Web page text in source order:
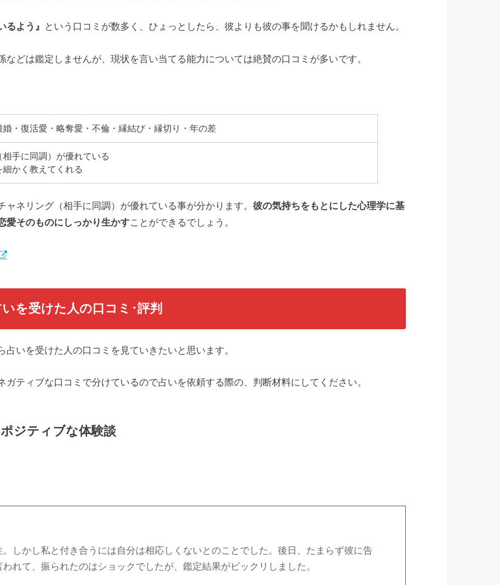
るよう』 という口コミが数多く、ひょっとしたら、彼よりも彼の事を聞けるかもしれません。
どは鑑定しませんが、現状を言い当てる能力については絶賛の口コミが多いです。
婚・復活愛・略奪愛・不倫・縁結び・縁切り・年の差
手に同調）が優れている
かく教えてくれる
ネリング（相手に同調）が優れている事が分かります。 彼の気持ちをもとにした心理学に基
愛そのものにしっかり生かすことができるでしょう。
を受けた人の口コミ･評判
いを受けた人の口コミを見ていきたいと思います。
ティブな口コミで分けているので占いを依頼する際の、判断材料にしてください。
ジティブな体験談
しかし私と付き合うには自分は相応しくないとのことでした。後日、たまらず彼に告
れて、振られたのはショックでしたが、鑑定結果がビックリしました。